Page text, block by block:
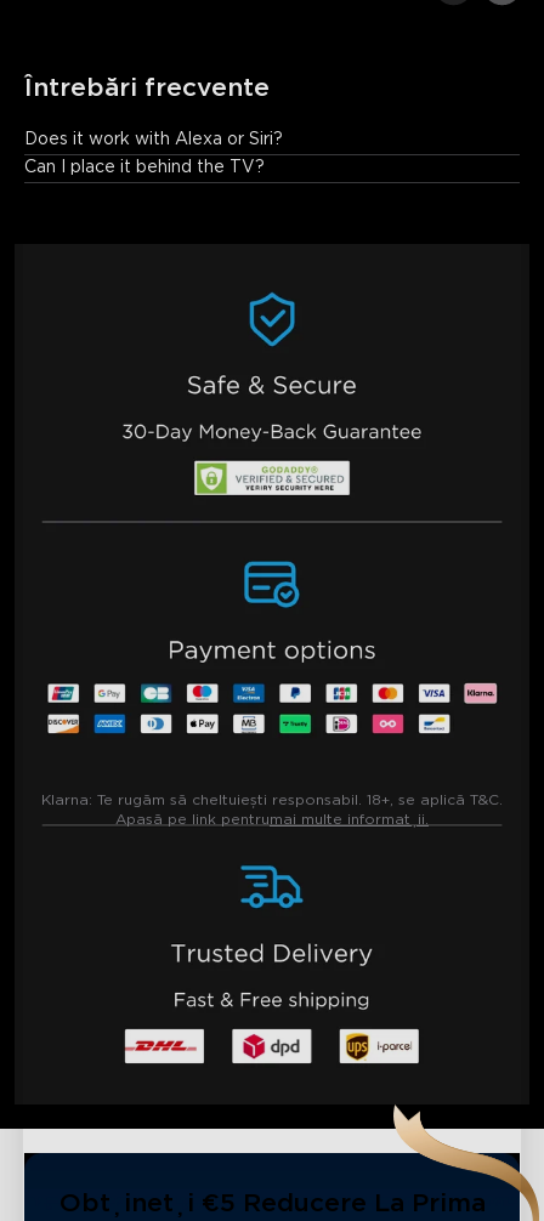
Întrebări frecvente
Does it work with Alexa or Siri?
It works with Alexa but doesn't support Siri.
Can I place it behind the TV?
Klarna: Te rugăm să cheltuiești responsabil. 18+, se aplică T&C.
Apasă pe link pentrumai multe informații.
Obțineți €5 Reducere La Prima